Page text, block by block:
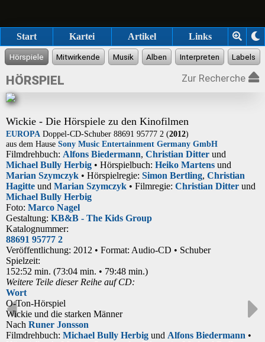
Start Kartei Artikel Links
HÖRSPIEL Zur Recherche
Wickie - Die Hörspiele zu den Kinofilmen
EUROPA Doppel-CD-Schuber 88691 95777 2 (2012)
aus dem Hause Sony Music Entertainment Germany GmbH
Filmdrehbuch: Alfons Biedermann, Christian Ditter und
Michael Bully Herbig • Hörspielbuch: Heiko Martens und
Marian Szymczyk • Hörspielregie: Simon Bertling, Christian
Hagitte und Marian Szymczyk • Filmregie: Christian Ditter und
Michael Bully Herbig
Foto: Marco Nagel
Gestaltung: KB&B - The Kids Group
Katalognummer:
88691 95777 2
Veröffentlichung: 2012 • Format: Audio-CD • Schuber
Spielzeit:
152:52 min. (73:04 min. • 79:48 min.)
Weitere Teile dieser Reihe auf CD:
Wort
O-Ton-Hörspiel
Wickie und die starken Männer
Nach Runer Jonsson
Filmdrehbuch: Michael Bully Herbig und Alfons Biedermann •